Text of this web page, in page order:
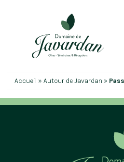
Accueil » Autour de Javardan »